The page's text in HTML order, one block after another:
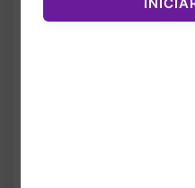
que transforma